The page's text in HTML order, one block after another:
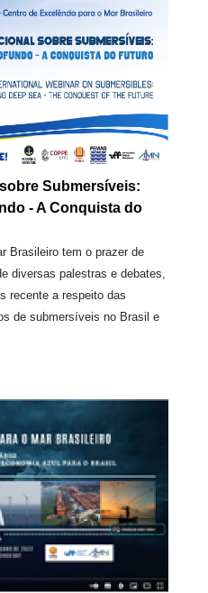
Submersíveis:
- A Conquista do
Brasileiro tem o prazer de
diversas palestras e debates,
recente a respeito das
de submersíveis no Brasil e